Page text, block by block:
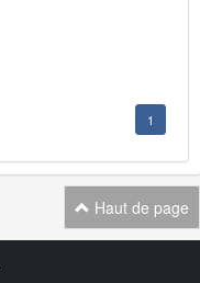
1
Haut de page